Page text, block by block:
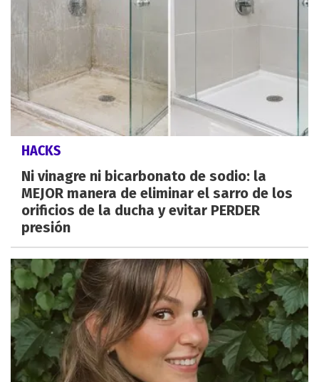
HACKS
Ni vinagre ni bicarbonato de sodio: la
MEJOR manera de eliminar el sarro de los
orificios de la ducha y evitar PERDER
presión